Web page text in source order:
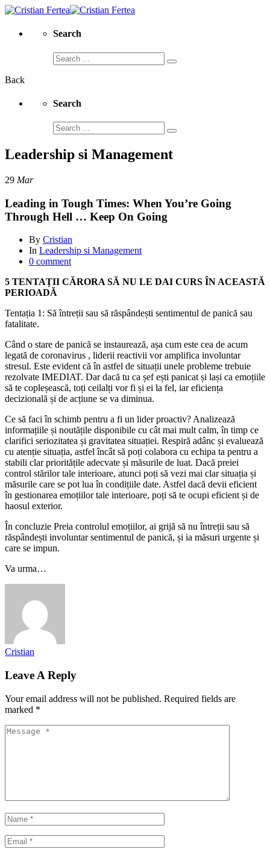
Search
Search
for:
Back
Search
Search
for:
Leadership si Management
29 Mar
Leading in Tough Times: When You’re Going
Through Hell … Keep On Going
By Cristian
In Leadership si Management
0 comment
5 TENTAȚII CĂRORA SĂ NU LE DAI CURS ÎN ACEASTĂ
PERIOADĂ
Tentația 1: Să întreții sau să răspândești sentimentul de panică sau
fatalitate.
Când o stare de panică se instaurează, așa cum este cea de acum
legată de coronavirus , liderii reactivii vor amplifica involuntar
stresul. Este evident că în astfel de situații unele probleme trebuie
rezolvate IMEDIAT. Dar dacă tu ca șef ești panicat și lași ca emoțiile
să te copleșească, toți ceilalți vor fi și ei la fel, iar eficiența
decizională și de acțiune se va diminua.
Ce să faci în schimb pentru a fi un lider proactiv? Analizează
informațiile și noutățile disponibile cu cât mai mult calm, în timp ce
clarifici seriozitatea și gravitatea situației. Respiră adânc și evaluează
cu atenție situația, astfel încât să poți colabora cu echipa ta pentru a
stabili clar prioritățile adecvate și măsurile de luat. Dacă preiei
control stărilor tale interioare, atunci poți să vezi mai clar situația și
măsurile care se pot lua în condițiile date. Astfel dacă devii eficient
în gestionarea emoțiilor tale interioare, poți să te ocupi eficient și de
haosul exterior.
În concluzie Preia controlul emoțiilor, ai grijă să nu întreții sau să
răspândești involuntar sentimentul de panică, și ia măsuri urgente și
care se impun.
Va urma…
Cristian
Leave A Reply
Your email address will not be published. Required fields are
marked *